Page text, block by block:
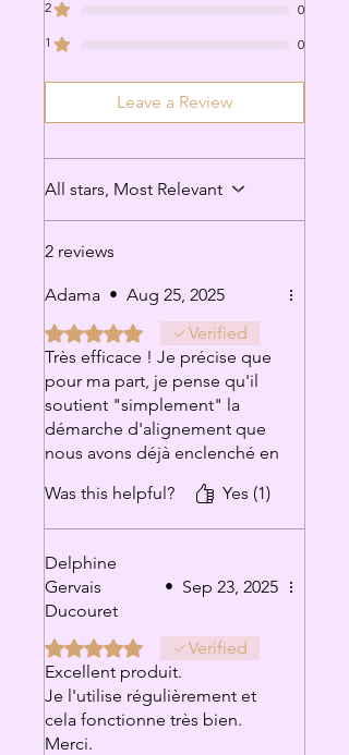
2
0
1
0
Leave a Review
All stars, Most Relevant
2 reviews
Adama • Aug 25, 2025
Rated 5 out of 5 stars.Verified
Très efficace ! Je précise que
pour ma part, je pense qu'il
soutient "simplement" la
démarche d'alignement que
nous avons déjà enclenché en
petit miracle :)
Was this helpful? Yes (1)
Delphine
Gervais
Ducouret
• Sep 23, 2025
Rated 5 out of 5 stars.Verified
Excellent produit.
Je l'utilise régulièrement et
cela fonctionne très bien.
Merci.